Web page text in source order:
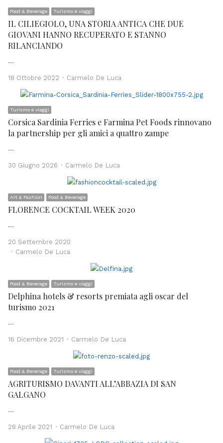
Food & Beverage Turismo e viaggi
IL CILIEGIOLO, UNA STORIA ANTICA CHE DUE
GIOVANI HANNO RECUPERATO E STANNO
RILANCIANDO
…
18 Ottobre 2022 Author
Carmelo De Luca
Turismo e viaggi
Corsica Sardinia Ferries e Farmina Pet Foods rinnovano
la partnership per gli amici a quattro zampe
…
30 Giugno 2026 Author
Carmelo De Luca
Art & Fashion Food & Beverage
FLORENCE COCKTAIL WEEK 2020
…
20 Settembre 2020
Author
Carmelo De Luca
Food & Beverage Turismo e viaggi
Delphina hotels & resorts premiata agli oscar del
turismo 2021
…
16 Dicembre 2021 Author
Carmelo De Luca
Food & Beverage Turismo e viaggi
AGRITURISMO DAVANTI ALL’ABBAZIA DI SAN
GALGANO
…
28 Aprile 2021 Author
Carmelo De Luca